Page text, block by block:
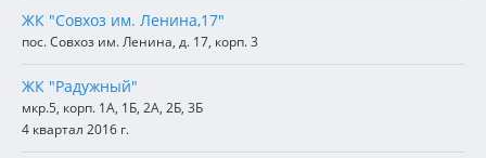
ЖК "Совхоз им. Ленина,17"
пос. Совхоз им. Ленина, д. 17, корп. 3
ЖК "Радужный"
мкр.5, корп. 1А, 1Б, 2А, 2Б, 3Б
4 квартал 2016 г.